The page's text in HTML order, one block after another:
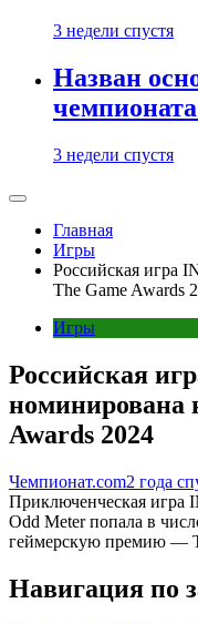
3 недели спустя
Назван
3 недели спустя
Главная
Игры
Российская игра
The Game Awards
Игры
Российская
номинирована
Awards 2024
Чемпионат.com2 года
Приключенческая игра
Odd Meter попала в
геймерскую премию —
Навигация по